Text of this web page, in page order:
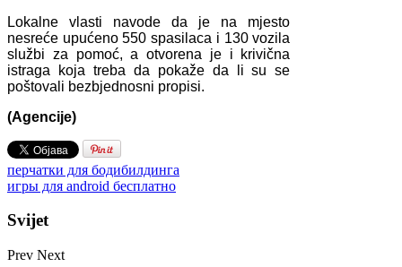
Lokalne vlasti navode da je na mjesto
nesreće upućeno 550 spasilaca i 130 vozila
službi za pomoć, a otvorena je i krivična
istraga koja treba da pokaže da li su se
poštovali bezbjednosni propisi.
(Agencije)
перчатки для бодибилдинга
игры для android бесплатно
Svijet
Prev Next